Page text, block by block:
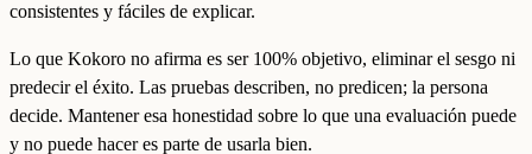
consistentes y fáciles de explicar.
Lo que Kokoro no afirma es ser 100% objetivo, eliminar el sesgo ni
predecir el éxito. Las pruebas describen, no predicen; la persona
decide. Mantener esa honestidad sobre lo que una evaluación puede
y no puede hacer es parte de usarla bien.